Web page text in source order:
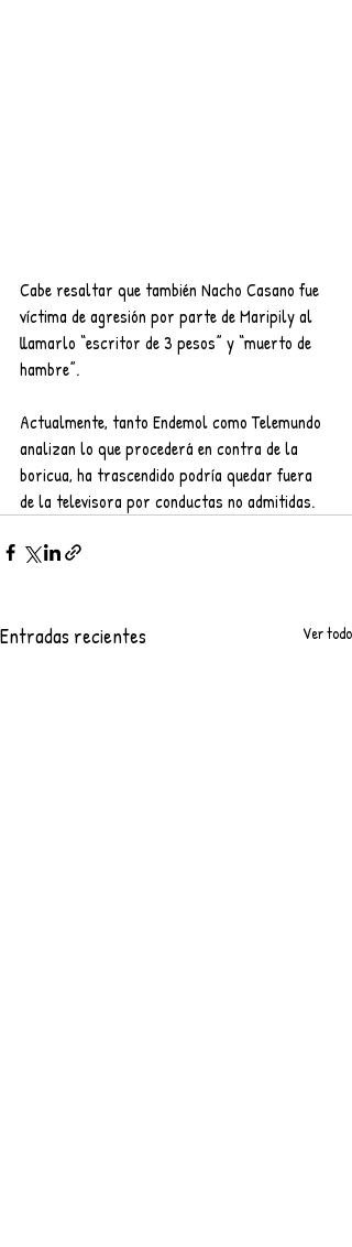
Cabe resaltar que también Nacho Casano fue
víctima de agresión por parte de Maripily al
llamarlo “escritor de 3 pesos” y “muerto de
hambre”.
Actualmente, tanto Endemol como Telemundo
analizan lo que procederá en contra de la
boricua, ha trascendido podría quedar fuera
de la televisora por conductas no admitidas.
Entradas recientes Ver todo